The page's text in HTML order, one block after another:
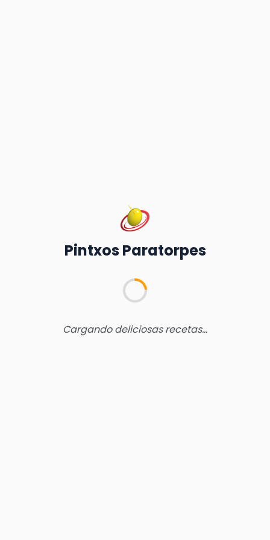
Pintxos Paratorpes
Cargando deliciosas recetas...